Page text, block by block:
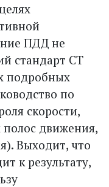
ПДД не
стандарт СТ
подробных
по
скорости,
движения,
Выходит, что
к результату,